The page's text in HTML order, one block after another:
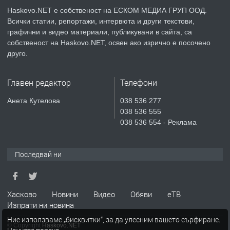
ПРЕДЛАГА
Продавам парцел в гр. Хасково кв.
Хисаря до ток, вода,канализация,
асфалт 0889 537 426
ПРЕДЛАГА СГЛОБЯВАНЕ НА МЕБЕЛИ.
ПРЕДЛАГА
Haskovo.NET е собственост на ЕСКОМ МЕДИА ГРУП ООД.
Всички статии, репортажи, интервюта и други текстови,
графични и видео материали, публикувани в сайта, са
собственост на Haskovo.NET, освен ако изрично е посочено
друго.
Главен редактор
Анета Кутелова
Телефони
038 536 277
038 536 555
038 536 554 - Реклама
Последвай ни
Хасково Новини Видео Обяви
еТВ
Изпрати ни новина
© Copyright Haskovo.NET
Ние използваме „бисквитки“, за да улесним вашето сърфиране.